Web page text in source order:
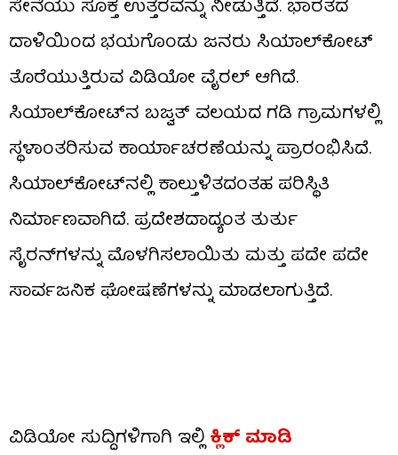
ಸೇನೆಯು ಸೂಕ್ತ ಉತ್ತರವನ್ನು ನೀಡುತ್ತಿದೆ. ಭಾರತದ
ದಾಳಿಯಿಂದ ಭಯಗೊಂಡು ಜನರು ಸಿಯಾಲ್​ಕೋಟ್​
ತೊರೆಯುತ್ತಿರುವ ವಿಡಿಯೋ ವೈರಲ್ ಆಗಿದೆ.
ಸಿಯಾಲ್‌ಕೋಟ್‌ನ ಬಜ್ವತ್ ವಲಯದ ಗಡಿ ಗ್ರಾಮಗಳಲ್ಲಿ
ಸ್ಥಳಾಂತರಿಸುವ ಕಾರ್ಯಾಚರಣೆಯನ್ನು ಪ್ರಾರಂಭಿಸಿದೆ.
ಸಿಯಾಲ್‌ಕೋಟ್‌ನಲ್ಲಿ ಕಾಲ್ತುಳಿತದಂತಹ ಪರಿಸ್ಥಿತಿ
ನಿರ್ಮಾಣವಾಗಿದೆ. ಪ್ರದೇಶದಾದ್ಯಂತ ತುರ್ತು
ಸೈರನ್‌ಗಳನ್ನು ಮೊಳಗಿಸಲಾಯಿತು ಮತ್ತು ಪದೇ ಪದೇ
ಸಾರ್ವಜನಿಕ ಘೋಷಣೆಗಳನ್ನು ಮಾಡಲಾಗುತ್ತಿದೆ.
ವಿಡಿಯೋ ಸುದ್ದಿಗಳಿಗಾಗಿ ಇಲ್ಲಿಕ್ಲಿಕ್ ಮಾಡಿ